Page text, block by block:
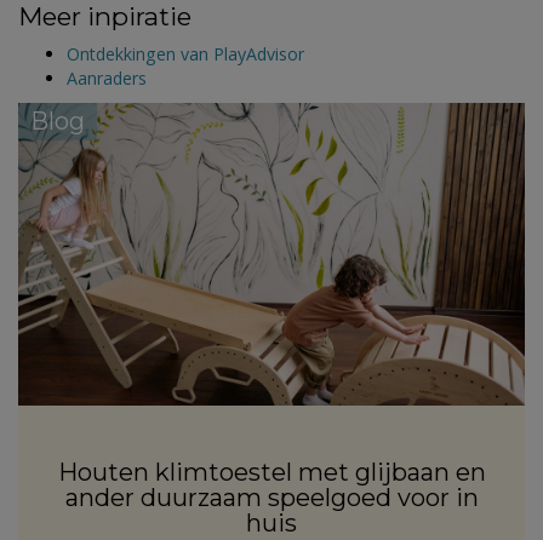
Meer inpiratie
Ontdekkingen van PlayAdvisor
Aanraders
Blog
Houten klimtoestel met glijbaan en
ander duurzaam speelgoed voor in
huis